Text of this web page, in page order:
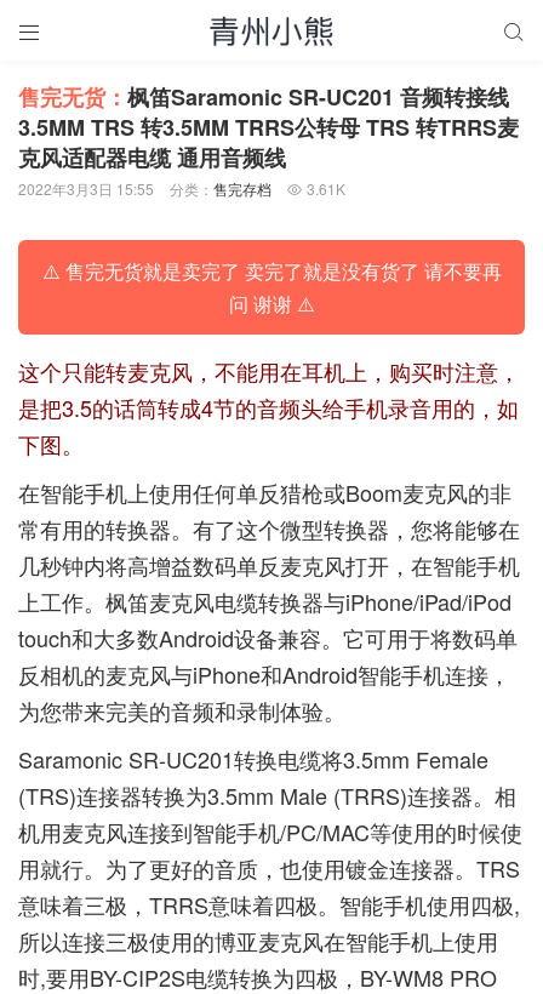
 
售完无货： 枫笛Saramonic SR-UC201 音频转接线
3.5MM TRS 转3.5MM TRRS公转母 TRS 转TRRS麦
克风适配器电缆 通用音频线
2022年3月3日 15:55 分类： 售完存档  3.61K
⚠️ 售完无货就是卖完了 卖完了就是没有货了 请不要再
问 谢谢 ⚠️
这个只能转麦克风，不能用在耳机上，购买时注意，
是把3.5的话筒转成4节的音频头给手机录音用的，如
下图。
在智能手机上使用任何单反猎枪或Boom麦克风的非
常有用的转换器。有了这个微型转换器，您将能够在
几秒钟内将高增益数码单反麦克风打开，在智能手机
上工作。枫笛麦克风电缆转换器与iPhone/iPad/iPod
touch和大多数Android设备兼容。它可用于将数码单
反相机的麦克风与iPhone和Android智能手机连接，
为您带来完美的音频和录制体验。
Saramonic SR-UC201转换电缆将3.5mm Female
(TRS)连接器转换为3.5mm Male (TRRS)连接器。相
机用麦克风连接到智能手机/PC/MAC等使用的时候使
用就行。为了更好的音质，也使用镀金连接器。TRS
意味着三极，TRRS意味着四极。智能手机使用四极,
所以连接三极使用的博亚麦克风在智能手机上使用
时,要用BY-CIP2S电缆转换为四极，BY-WM8 PRO